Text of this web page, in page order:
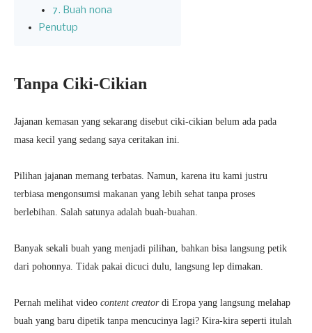
7. Buah nona
Penutup
Tanpa Ciki-Cikian
Jajanan kemasan yang sekarang disebut ciki-cikian belum ada pada
masa kecil yang sedang saya ceritakan ini.
Pilihan jajanan memang terbatas. Namun, karena itu kami justru
terbiasa mengonsumsi makanan yang lebih sehat tanpa proses
berlebihan. Salah satunya adalah buah-buahan.
Banyak sekali buah yang menjadi pilihan, bahkan bisa langsung petik
dari pohonnya. Tidak pakai dicuci dulu, langsung lep dimakan.
Pernah melihat video content creatordi Eropa yang langsung melahap
buah yang baru dipetik tanpa mencucinya lagi? Kira-kira seperti itulah